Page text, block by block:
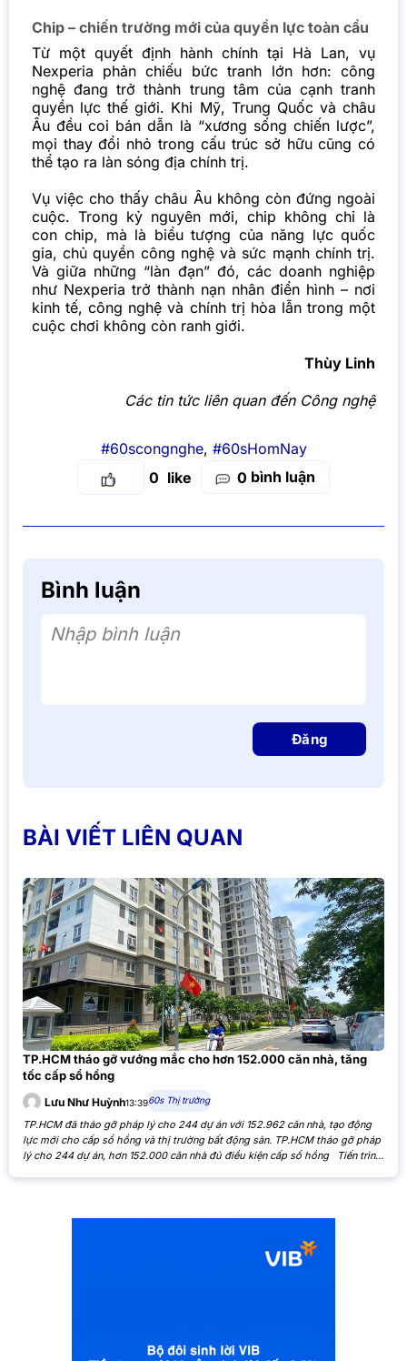
Chip – chiến trường mới của quyền lực toàn cầu
Từ một quyết định hành chính tại Hà Lan, vụ
Nexperia phản chiếu bức tranh lớn hơn: công
nghệ đang trở thành trung tâm của cạnh tranh
quyền lực thế giới. Khi Mỹ, Trung Quốc và châu
Âu đều coi bán dẫn là “xương sống chiến lược”,
mọi thay đổi nhỏ trong cấu trúc sở hữu cũng có
thể tạo ra làn sóng địa chính trị.
Vụ việc cho thấy châu Âu không còn đứng ngoài
cuộc. Trong kỷ nguyên mới, chip không chỉ là
con chip, mà là biểu tượng của năng lực quốc
gia, chủ quyền công nghệ và sức mạnh chính trị.
Và giữa những “làn đạn” đó, các doanh nghiệp
như Nexperia trở thành nạn nhân điển hình – nơi
kinh tế, công nghệ và chính trị hòa lẫn trong một
cuộc chơi không còn ranh giới.
Thùy Linh
Các tin tức liên quan đến Công nghệ
#60scongnghe, #60sHomNay
0
0 bình luận
Bình luận
Nhập bình luận
Đăng
BÀI VIẾT LIÊN QUAN
TP.HCM tháo gỡ vướng mắc cho hơn 152.000 căn nhà, tăng
tốc cấp sổ hồng
Lưu Như Huỳnh13:3960s Thị trường
TP.HCM đã tháo gỡ pháp lý cho 244 dự án với 152.962 căn nhà, tạo động
lực mới cho cấp sổ hồng và thị trường bất động sản. TP.HCM tháo gỡ pháp
lý cho 244 dự án, hơn 152.000 căn nhà đủ điều kiện cấp sổ hồng Tiến trình